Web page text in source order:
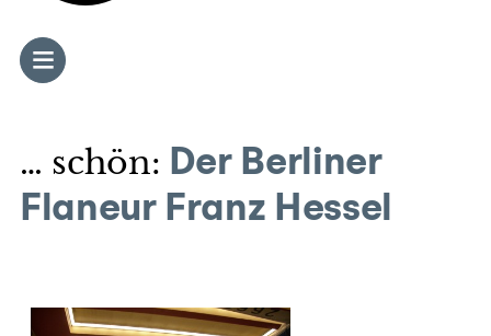
… schön: Der Berliner
Flaneur Franz Hessel